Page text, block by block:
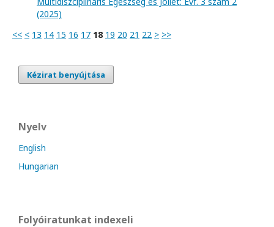
(2025)
<< < 13 14 15 16 17 18 19 20 21 22 > >>
Kézirat benyújtása
Nyelv
English
Hungarian
Folyóiratunkat indexeli